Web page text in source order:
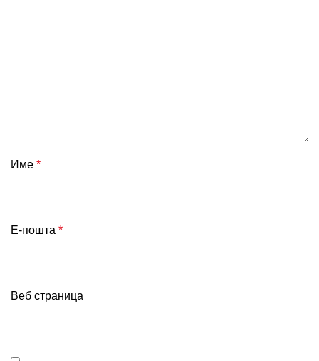
Име *
Е-пошта *
Веб страница